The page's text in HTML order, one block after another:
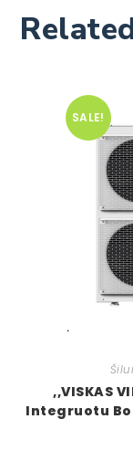
SALE!
,,VISKAS
Integruotu